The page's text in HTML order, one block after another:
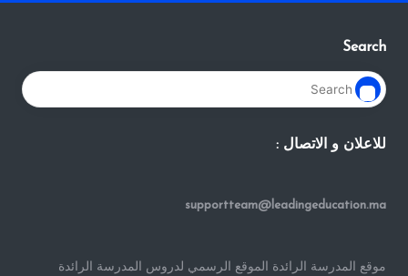
Search
للاعلان و الاتصال :
supportteam@leadingeducation.ma
موقع المدرسة الرائدة الموقع الرسمي لدروس المدرسة الرائدة